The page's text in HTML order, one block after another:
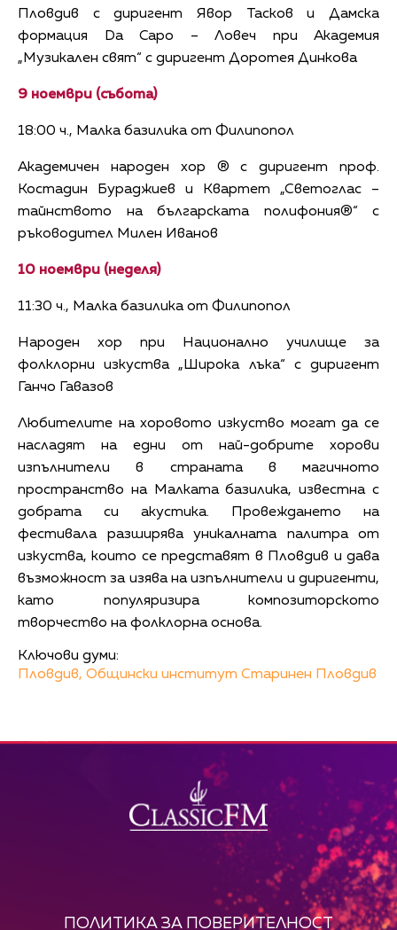
Пловдив с диригент Явор Тасков и Дамска
формация Da Capo – Ловеч при Академия
„Музикален свят“ с диригент Доротея Динкова
9 ноември (събота)
18:00 ч., Малка базилика от Филипопол
Академичен народен хор ® с диригент проф.
Костадин Бураджиев и Квартет „Светоглас –
тайнството на българската полифония®“ с
ръководител Милен Иванов
10 ноември (неделя)
11:30 ч., Малка базилика от Филипопол
Народен хор при Национално училище за
фолклорни изкуства „Широка лъка“ с диригент
Ганчо Гавазов
Любителите на хоровото изкуство могат да се
насладят на едни от най-добрите хорови
изпълнители в страната в магичното
пространство на Малката базилика, известна с
добрата си акустика. Провеждането на
фестивала разширява уникалната палитра от
изкуства, които се представят в Пловдив и дава
възможност за изява на изпълнители и диригенти,
като популяризира композиторското
творчество на фолклорна основа.
Ключови думи:
Пловдив, Общински институт Старинен Пловдив
ПОЛИТИКА ЗА ПОВЕРИТЕЛНОСТ